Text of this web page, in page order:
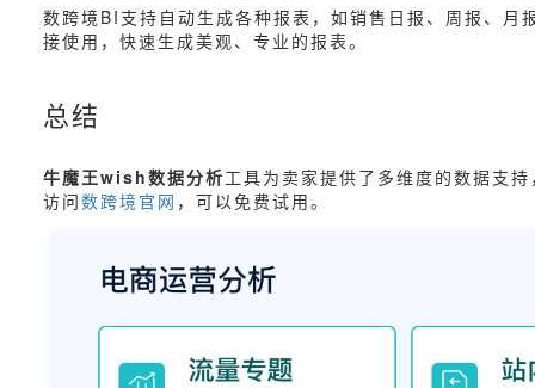
数跨境BI支持自动生成各种报表，如销售日报、周报、
接使用，快速生成美观、专业的报表。
总结
牛魔王wish数据分析工具为卖家提供了多维度的数据支
访问数跨境官网 ，可以免费试用。